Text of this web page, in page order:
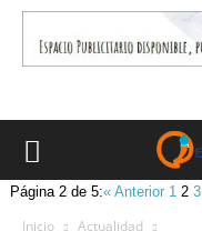
Página 2 de 5:« Anterior 1 23
Inicio Actualidad